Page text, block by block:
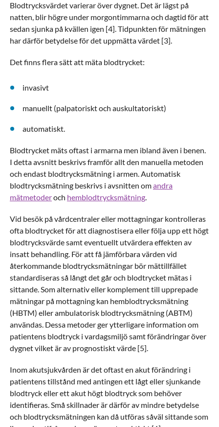
Blodtrycksvärdet varierar över dygnet. Det är lägst på
natten, blir högre under morgontimmarna och dagtid för att
sedan sjunka på kvällen igen [4]. Tidpunkten för mätningen
har därför betydelse för det uppmätta värdet [3].
Det finns flera sätt att mäta blodtrycket:
invasivt
manuellt (palpatoriskt och auskultatoriskt)
automatiskt.
Blodtrycket mäts oftast i armarna men ibland även i benen.
I detta avsnitt beskrivs framför allt den manuella metoden
och endast blodtrycksmätning i armen. Automatisk
blodtrycksmätning beskrivs i avsnitten omandra
mätmetoderoch hemblodtrycksmätning.
Vid besök på vårdcentraler eller mottagningar kontrolleras
ofta blodtrycket för att diagnostisera eller följa upp ett högt
blodtrycksvärde samt eventuellt utvärdera effekten av
insatt behandling. För att få jämförbara värden vid
återkommande blodtrycksmätningar bör mättillfället
standardiseras så långt det går och blodtrycket mätas i
sittande. Som alternativ eller komplement till upprepade
mätningar på mottagning kan hemblodtrycksmätning
(HBTM) eller ambulatorisk blodtrycksmätning (ABTM)
användas. Dessa metoder ger ytterligare information om
patientens blodtryck i vardagsmiljö samt förändringar över
dygnet vilket är av prognostiskt värde [5].
Inom akutsjukvården är det oftast en akut förändring i
patientens tillstånd med antingen ett lågt eller sjunkande
blodtryck eller ett akut högt blodtryck som behöver
identifieras. Små skillnader är därför av mindre betydelse
och blodtrycksmätningen kan då utföras såväl sittande som